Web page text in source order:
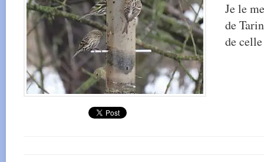
Je le
de
de